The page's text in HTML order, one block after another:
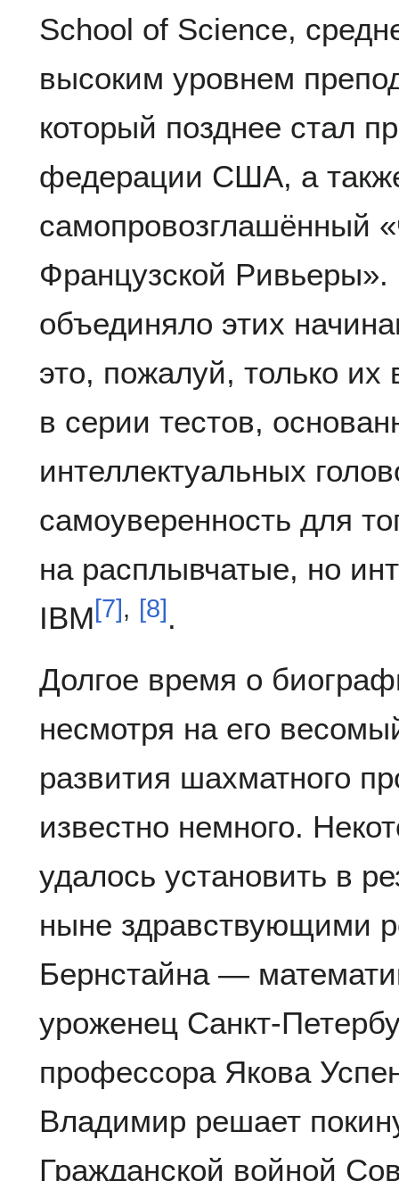
School of Science,
высоким уровнем
который позднее стал
федерации США, а
самопровозглашённый
Французской Ривьеры».
объединяло этих
это, пожалуй, только
в серии тестов,
интеллектуальных
самоуверенность для
на расплывчатые, но
IBM[7], [8] .
Долгое время о
несмотря на его
развития шахматного
известно немного.
удалось установить в
ныне здравствующими
Бернстайна —
уроженец Санкт-
профессора Якова
Владимир решает
Гражданской войной